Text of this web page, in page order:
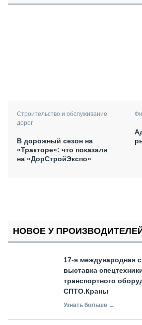
Строительство и обслуживание
дорог
В дорожный сезон на
«Тракторе»: что показали
на «ДорСтройЭкспо»
НОВОЕ У
17-я международная
выставка
транспортного
СПТО.Краны
Узнать больше →